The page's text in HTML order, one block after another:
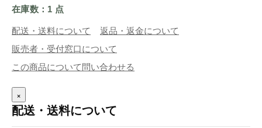
在庫数：1 点
配送・送料について
返品・返金について
販売者・受付窓口について
この商品について問い合わせる
×
配送・送料について